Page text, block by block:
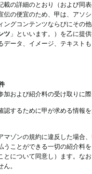
載の詳細のとおり（および同
伝の便宜のため、甲は、アソ
ングコンテンツならびにその
ツ 」といいます。）を乙に提
データ、イメージ、テキス
および紹介料の受け取りに
するために甲が求める情報
ゾンの規約に違反した場合
ことができる一切の紹介料
とについて同意し）ます。な
。